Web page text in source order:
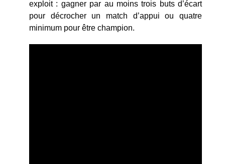
exploit : gagner par au moins trois buts d’écart
pour décrocher un match d’appui ou quatre
minimum pour être champion.